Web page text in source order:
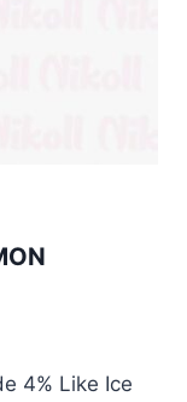
4% Like Ice